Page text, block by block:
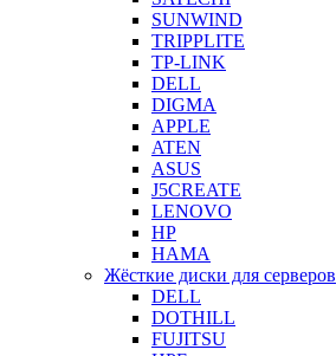
SUNWIND
TRIPPLITE
TP-LINK
DELL
DIGMA
APPLE
ATEN
ASUS
J5CREATE
LENOVO
HP
HAMA
Жёсткие диски для серверов
DELL
DOTHILL
FUJITSU